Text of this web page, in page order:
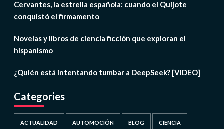
Cervantes, la estrella española: cuando el Quijote
conquistó el firmamento
Novelas y libros de ciencia ficción que exploran el
hispanismo
¿Quién está intentando tumbar a DeepSeek? [VIDEO]
Categories
ACTUALIDAD AUTOMOCIÓN BLOG CIENCIA